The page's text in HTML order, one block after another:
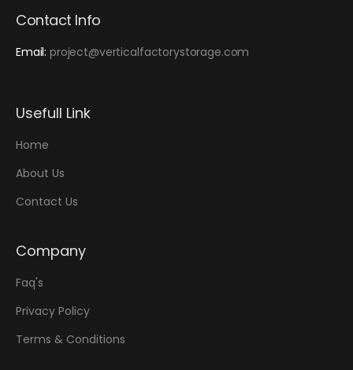
Contact Info
Email:project@verticalfactorystorage.com
Usefull Link
Home
About Us
Contact Us
Company
Faq's
Privacy Policy
Terms & Conditions